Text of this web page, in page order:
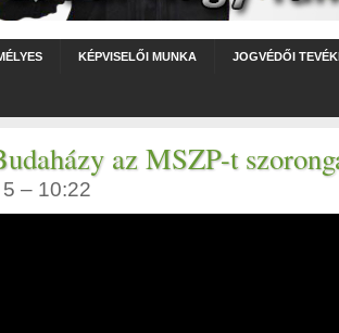
KÉPVISELŐI MUNKA JOGVÉDŐI
az MSZP-t
– 10:22